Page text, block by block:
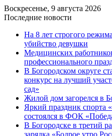
Воскресенье, 9 августа 2026
Последние новости
На 8 лет строгого
убийство девушки
Медицинских
профессионального
В Богородском округе
конкурс на лучший
сад»
Жилой дом загорелся в
Яркий праздник
состоялся в ФОК
В Богородске в третий
зарядка «Бодрое утро